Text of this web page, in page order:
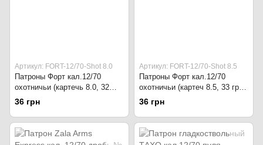
Артикул: FORT-12/70-Shot 8.0
Патроны Форт кал.12/70
охотничьи (картечь 8.0, 32
гр.). Синий
36 грн
Артикул: FORT-12/70-Shot 8.5
Патроны Форт кал.12/70
охотничьи (картеч 8.5, 33 гр.).
Синий
36 грн